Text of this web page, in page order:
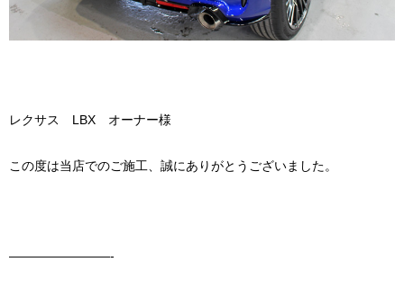
レクサス LBX オーナー様
この度は当店でのご施工、誠にありがとうございました。
————————-